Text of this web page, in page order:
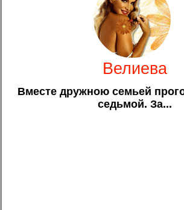
Велиева
Вместе дружною семьей
седьмой. За...